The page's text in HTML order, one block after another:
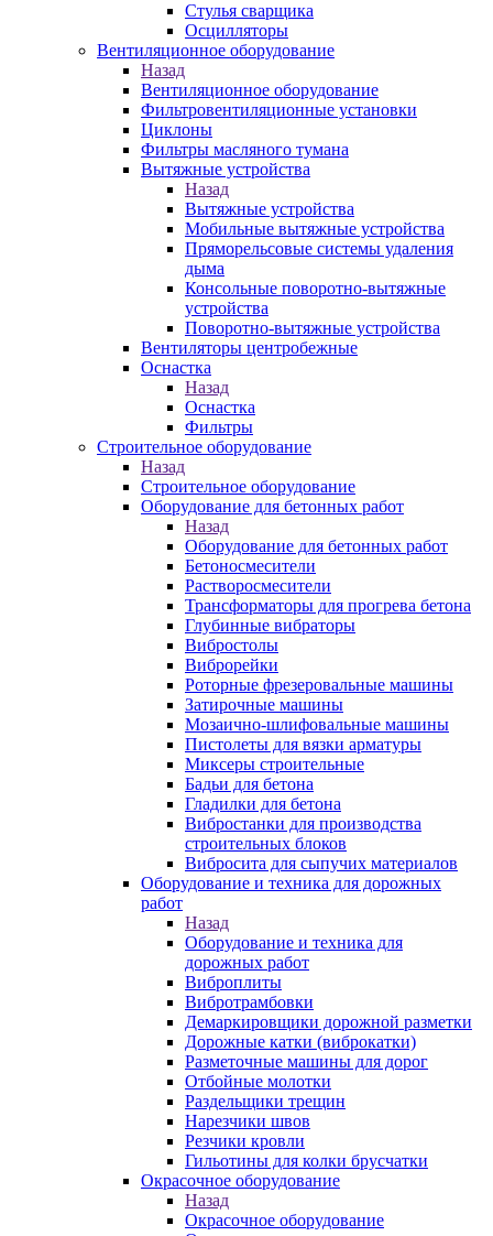
Стулья сварщика
Осцилляторы
Вентиляционное оборудование
Назад
Вентиляционное оборудование
Фильтровентиляционные установки
Циклоны
Фильтры масляного тумана
Вытяжные устройства
Назад
Вытяжные устройства
Мобильные вытяжные устройства
Пряморельсовые системы удаления
дыма
Консольные поворотно-вытяжные
устройства
Поворотно-вытяжные устройства
Вентиляторы центробежные
Оснастка
Назад
Оснастка
Фильтры
Строительное оборудование
Назад
Строительное оборудование
Оборудование для бетонных работ
Назад
Оборудование для бетонных работ
Бетоносмесители
Растворосмесители
Трансформаторы для прогрева бетона
Глубинные вибраторы
Вибростолы
Виброрейки
Роторные фрезеровальные машины
Затирочные машины
Мозаично-шлифовальные машины
Пистолеты для вязки арматуры
Миксеры строительные
Бадьи для бетона
Гладилки для бетона
Вибростанки для производства
строительных блоков
Вибросита для сыпучих материалов
Оборудование и техника для дорожных
работ
Назад
Оборудование и техника для
дорожных работ
Виброплиты
Вибротрамбовки
Демаркировщики дорожной разметки
Дорожные катки (виброкатки)
Разметочные машины для дорог
Отбойные молотки
Раздельщики трещин
Нарезчики швов
Резчики кровли
Гильотины для колки брусчатки
Окрасочное оборудование
Назад
Окрасочное оборудование